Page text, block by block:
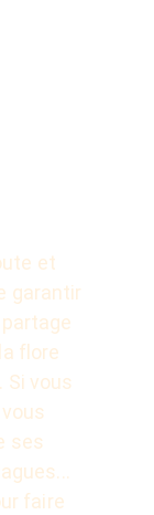
et
garantir
flore
Si vous
ses
faire